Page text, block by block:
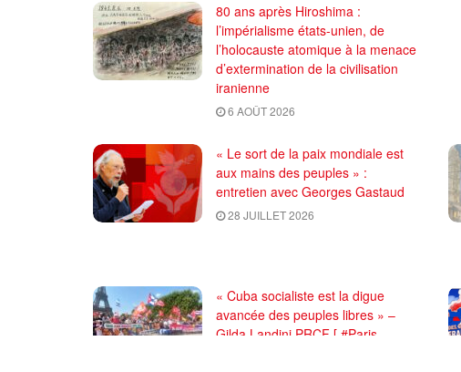
80 ans après Hiroshima :
l’impérialisme états-unien, de
l’holocauste atomique à la menace
d’extermination de la civilisation
iranienne
6 AOÛT 2026
« Le sort de la paix mondiale est
aux mains des peuples » :
entretien avec Georges Gastaud
28 JUILLET 2026
« Cuba socialiste est la digue
avancée des peuples libres » –
Gilda Landini PRCF [ #Paris